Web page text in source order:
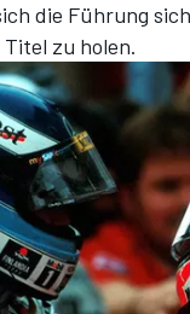
die Führung
zu holen.